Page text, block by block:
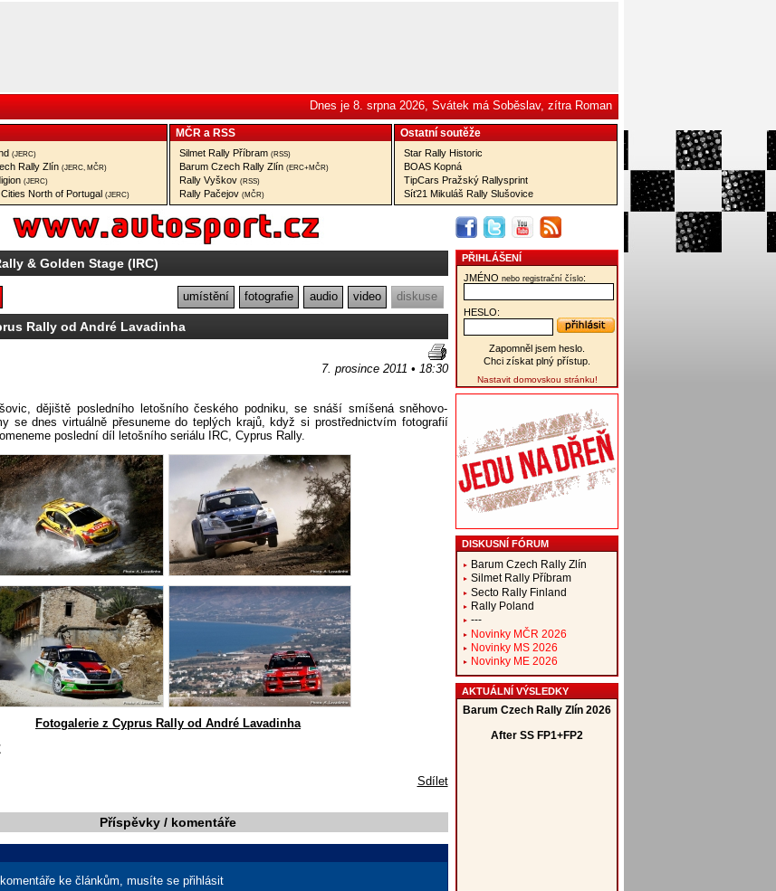
Dnes je 8. srpna 2026, Svátek má Soběslav, zítra Roman
(JERC)
Rally Zlín (JERC, MČR)
(JERC)
North of Portugal (JERC)
MČR a RSS
Silmet Rally Příbram (RSS)
Barum Czech Rally Zlín (ERC+MČR)
Rally Vyškov (RSS)
Rally Pačejov (MČR)
Ostatní­ soutěže
Star Rally Historic
BOAS Kopná
TipCars Pražský Rallysprint
Síť21 Mikuláš Rally Slušovice
& Golden Stage (IRC)
umístění fotografie audio video diskuse
Rally od André Lavadinha
7. prosince 2011 • 18:30
dějiště posledního letošního českého podniku, se snáší smíšená sněhovo-
se dnes virtuálně přesuneme do teplých krajů, když si prostřednictvím fotografií
poslední díl letošního seriálu IRC, Cyprus Rally.
Fotogalerie z Cyprus Rally od André Lavadinha
Sdílet
Příspěvky / komentáře
ke článkům, musíte se přihlásit
PŘIHLÁŠENÍ
JMÉNO nebo registrační číslo:
HESLO:
Zapomněl jsem heslo.
Chci získat plný přístup.
Nastavit domovskou stránku!
DISKUSNÍ FÓRUM
Barum Czech Rally Zlín
Silmet Rally Příbram
Secto Rally Finland
Rally Poland
---
Novinky MČR 2026
Novinky MS 2026
Novinky ME 2026
AKTUÁLNÍ VÝSLEDKY